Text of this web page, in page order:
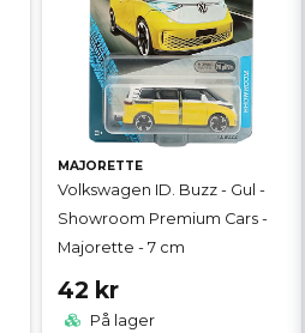
MAJORETTE
Volkswagen ID. Buzz - Gul -
Showroom Premium Cars -
Majorette - 7 cm
42 kr
På lager